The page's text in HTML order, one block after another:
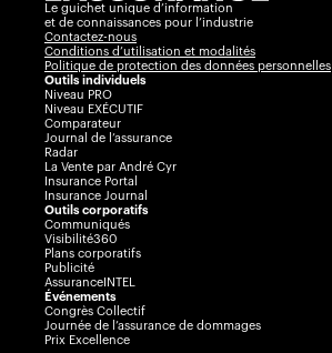
Le guichet unique d’information
et de connaissances pour l’industrie
Contactez-nous
Conditions d’utilisation et modalités
Politique de protection des données personnelles
Outils individuels
Niveau PRO
Niveau EXÉCUTIF
Comparateur
Journal de l’assurance
Radar
La Vente par André Cyr
Insurance Portal
Insurance Journal
Outils corporatifs
Communiqués
Visibilité360
Plans corporatifs
Publicité
AssuranceINTEL
Événements
Congrès Collectif
Journée de l’assurance de dommages
Prix Excellence